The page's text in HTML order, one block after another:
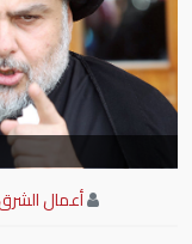
أعمال